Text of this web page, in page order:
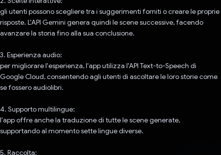
gli utenti possono scegliere tra i suggerimenti forniti o creare le proprie
risposte. L'API Gemini genera quindi le scene successive, facendo
avanzare la storia fino alla sua conclusione.
3. Esperienza audio:
per migliorare l'esperienza, l'app utilizza l'API Text-to-Speech di
Google Cloud, consentendo agli utenti di ascoltare le loro storie come
se fossero audiolibri.
4. Supporto multilingue:
l'app offre anche la traduzione di tutte le scene generate,
supportando al momento sette lingue diverse.
5. Raccolta: